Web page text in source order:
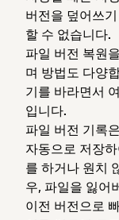
버전을 덮어쓰
할 수 없습니다.
파일 버전 복원
며 방법도 다양
기를 바라면서
입니다.
파일 버전 기록
자동으로 저장
를 하거나 원치
우, 파일을 잃어
이전 버전으로